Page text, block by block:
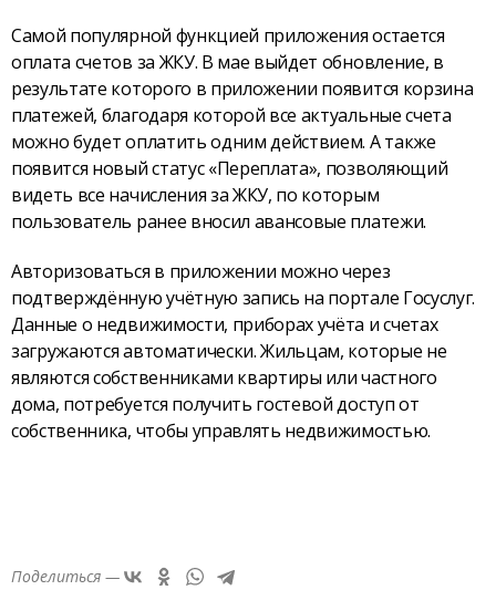
Самой популярной функцией приложения остается
оплата счетов за ЖКУ. В мае выйдет обновление, в
результате которого в приложении появится корзина
платежей, благодаря которой все актуальные счета
можно будет оплатить одним действием. А также
появится новый статус «Переплата», позволяющий
видеть все начисления за ЖКУ, по которым
пользователь ранее вносил авансовые платежи.
Авторизоваться в приложении можно через
подтверждённую учётную запись на портале Госуслуг.
Данные о недвижимости, приборах учёта и счетах
загружаются автоматически. Жильцам, которые не
являются собственниками квартиры или частного
дома, потребуется получить гостевой доступ от
собственника, чтобы управлять недвижимостью.
Поделиться —